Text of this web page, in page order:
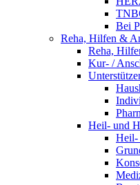
Bei
Reha, Hilfen &
Reha,
Kur- /
Heil- und
Heil-